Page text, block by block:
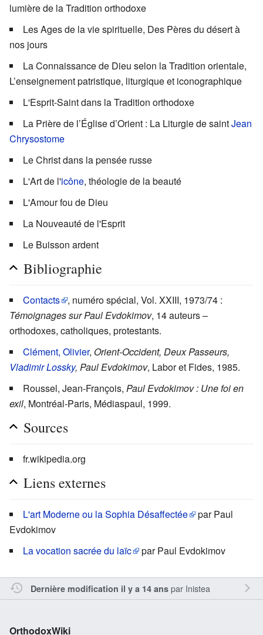
lumière de la Tradition orthodoxe
Les Ages de la vie spirituelle, Des Pères du désert à
nos jours
La Connaissance de Dieu selon la Tradition orientale,
L’enseignement patristique, liturgique et iconographique
L'Esprit-Saint dans la Tradition orthodoxe
La Prière de l’Église d’Orient : La Liturgie de saintJean
Chrysostome
Le Christ dans la pensée russe
L'Art de l'icône, théologie de la beauté
L'Amour fou de Dieu
La Nouveauté de l'Esprit
Le Buisson ardent
Bibliographie
Contacts
, numéro spécial, Vol. XXIII, 1973/74 :
Témoignages sur Paul Evdokimov, 14 auteurs –
orthodoxes, catholiques, protestants.
Clément, Olivier, Orient-Occident, Deux Passeurs,
Vladimir Lossky, Paul Evdokimov, Labor et Fides, 1985.
Roussel, Jean-François, Paul Evdokimov : Une foi en
exil, Montréal-Paris, Médiaspaul, 1999.
Sources
fr.wikipedia.org
Liens externes
L'art Moderne ou la Sophia Désaffectée
par Paul
Evdokimov
La vocation sacrée du laïc
par Paul Evdokimov
Dernière modification il y a 14 anspar Inistea
OrthodoxWiki